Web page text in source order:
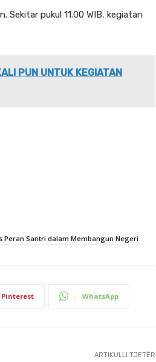
Sekitar pukul 11.00 WIB, kegiatan
PUN UNTUK KEGIATAN
Peran Santri dalam Membangun Negeri
Pinterest WhatsApp
ARTIKULLI TJETËR